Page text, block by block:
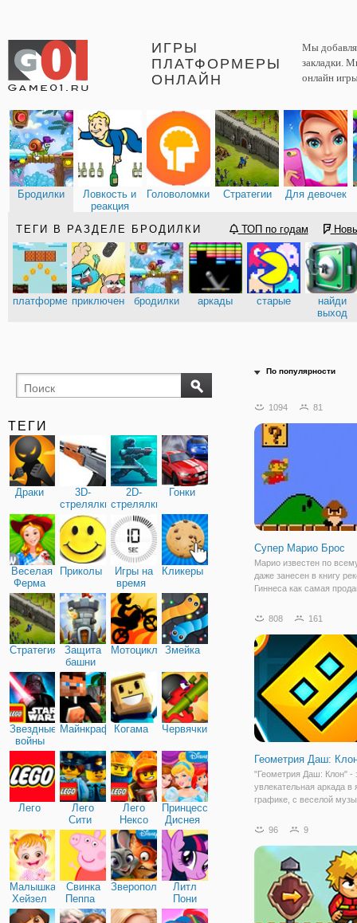
ИГРЫ
ПЛАТФОРМЕРЫ
ОНЛАЙН
Мы
закладки.
онлайн
Бродилки
Ловкость и
реакция
Головоломки Стратегии Для девочек
ТЕГИ В РАЗДЕЛЕ БРОДИЛКИ ТОП по годам
платформерыприключениябродилки аркады старые
найди
выход
ТЕГИ
Драки
3D-
стрелялки
2D-
стрелялки
Гонки
Веселая
Ферма
Приколы
Игры на
время
Кликеры
Стратегия
Защита
башни
МотоциклыЗмейка
Звездные
войны
МайнкрафтКогама Червячки
Лего
Лего
Сити
Лего
Нексо
Найтс
Принцессы
Диснея
Малышка
Хейзел
Свинка
Пеппа
Зверополис
Литл
Пони
Дружба
По популярности
1094 81
Супер Марио Брос
Марио известен по
даже занесен в книгу
Гиннеса как самая
на этой игре и у многих
Хотите узнать, в чем
Тогда
808 161
Геометрия Даш:
"Геометрия Даш: Клон" -
увлекательная аркада в
графике, с веселой
сложными
процесс основательно.
перемещаться при
96 9